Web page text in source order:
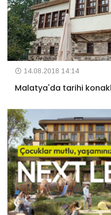
14.08.2018 14:14
Malatya'da tarihi